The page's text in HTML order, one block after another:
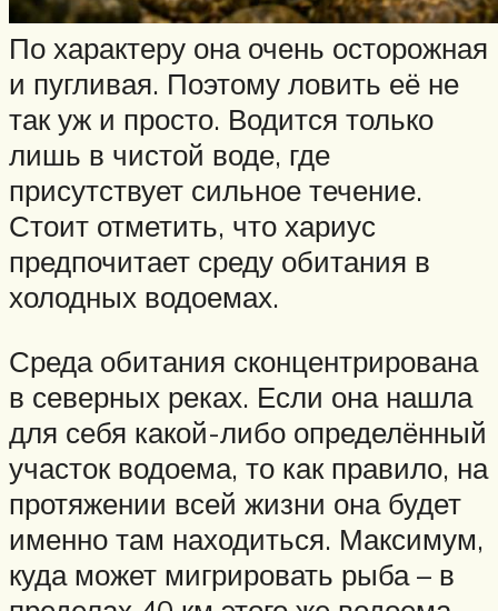
По характеру она очень осторожная
и пугливая. Поэтому ловить её не
так уж и просто. Водится только
лишь в чистой воде, где
присутствует сильное течение.
Стоит отметить, что хариус
предпочитает среду обитания в
холодных водоемах.
Среда обитания сконцентрирована
в северных реках. Если она нашла
для себя какой-либо определённый
участок водоема, то как правило, на
протяжении всей жизни она будет
именно там находиться. Максимум,
куда может мигрировать рыба – в